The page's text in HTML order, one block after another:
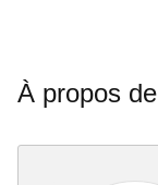
À propos